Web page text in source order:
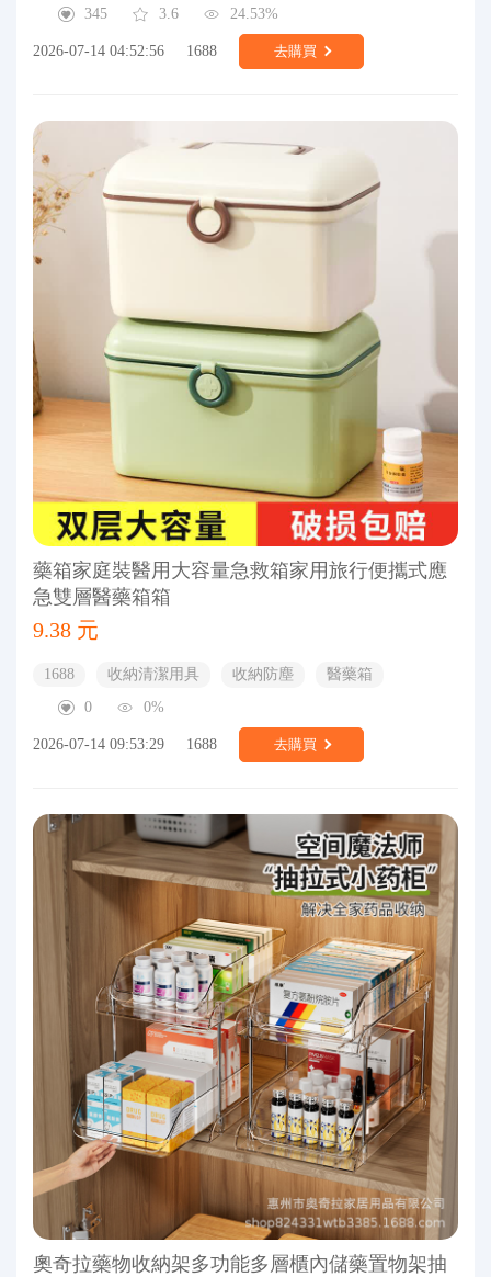
345
3.6 24.53%
2026-07-14 04:52:56 1688 去購買
藥箱家庭裝醫用大容量急救箱家用旅行便攜式應
急雙層醫藥箱箱
9.38 元
1688 收納清潔用具 收納防塵
醫藥箱
0
0%
2026-07-14 09:53:29 1688 去購買
奧奇拉藥物收納架多功能多層櫃內儲藥置物架抽